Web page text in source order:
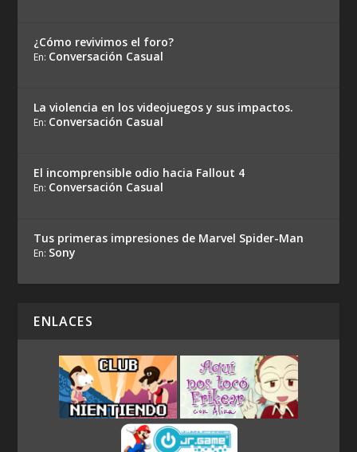
¿Cómo revivimos el foro?
En: Conversación Casual
La violencia en los videojuegos y sus impactos.
En: Conversación Casual
El incomprensible odio hacia Fallout 4
En: Conversación Casual
Tus primeras impresiones de Marvel Spider-Man
En: Sony
ENLACES